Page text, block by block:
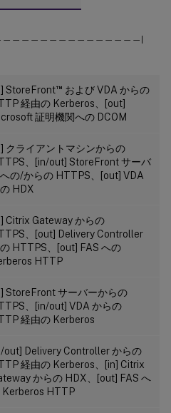
StoreFront™ および VDA からの
経由の Kerberos、[out]
証明機関への DCOM
クライアントマシンからの
、[in/out] StoreFront サーバ
の/からの HTTPS、[out] VDA
HDX
Citrix Gateway からの
、[out] Delivery Controller
HTTPS、[out] FAS への
HTTP
StoreFront サーバーからの
、[in/out] VDA からの
経由の Kerberos
out] Delivery Controller からの
経由の Kerberos、[in] Citrix
からの HDX、[out] FAS へ
Kerberos HTTP